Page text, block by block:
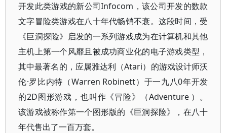
开发此类游戏的新公司Infocom，该公司开发的数款
文字冒险类游戏在八十年代畅销不衰。这段时间，受
《巨洞探险》启发的一系列游戏成为在计算机和其他
主机上第一个风靡且被成功商业化的电子游戏类型，
其中最著名的，应属雅达利（Atari）的游戏设计师沃
伦·罗比内特（Warren Robinett）于一九八0年开发
的2D图形游戏，也叫作《冒险》（Adventure ）。
该游戏被称作第一个图形版的《巨洞探险》，在八十
年代售出了一百万套。